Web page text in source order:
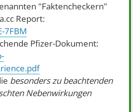
"Faktencheckern"
Report:
7FBM
Pfizer-Dokument:
besonders zu beachtenden
Nebenwirkungen